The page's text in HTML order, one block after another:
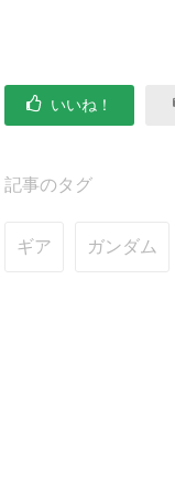
いいね！
記事のタグ
ギア ガンダム